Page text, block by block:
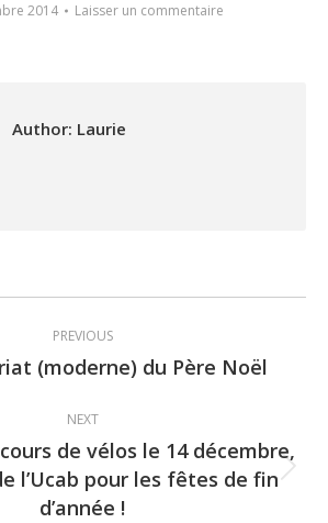
2014
Laisser un commentaire
Author: Laurie
PREVIOUS
Previous
(moderne) du Père Noël
NEXT
Next
post:
de vélos le 14 décembre,
l’Ucab pour les fêtes de fin
d’année !